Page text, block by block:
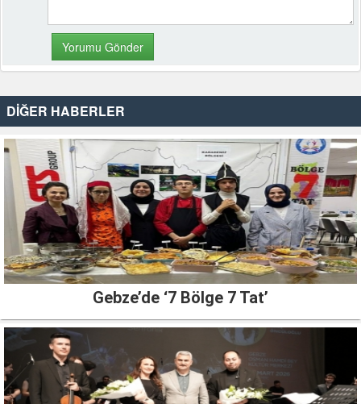
DİĞER HABERLER
Gebze’de ‘7 Bölge 7 Tat’